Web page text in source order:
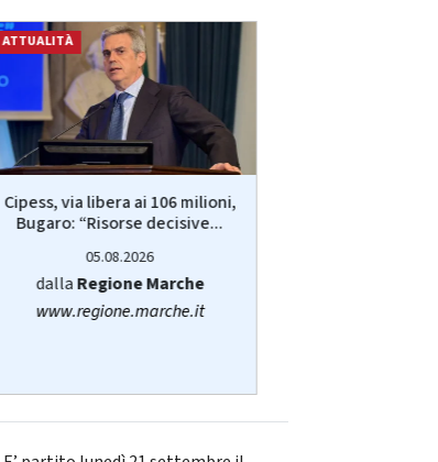
ATTUALITÀ
Cipess, via libera ai 106 milioni,
Bugaro: “Risorse decisive...
05.08.2026
dallaRegione Marche
www.regione.marche.it